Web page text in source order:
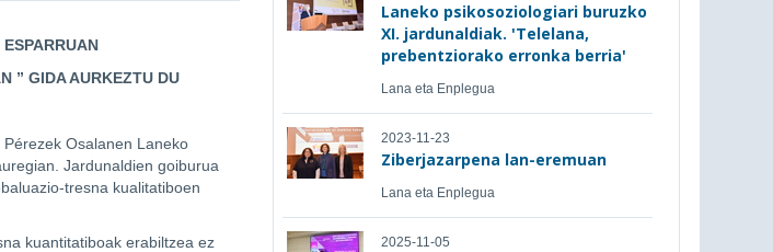
” GIDA AURKEZTU DU
Osalanen Laneko
Jardunaldien goiburua
tresna kualitatiboen
kuantitatiboak erabiltzea ez
Laneko psikosoziologiari buruzko
XI. jardunaldiak. 'Telelana,
prebentziorako erronka berria'
Lana eta Enplegua
2023-11-23
Ziberjazarpena lan-eremuan
Lana eta Enplegua
2025-11-05